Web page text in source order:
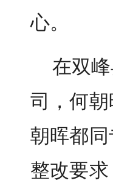
心。
在双
司，何
朝晖都
整改要